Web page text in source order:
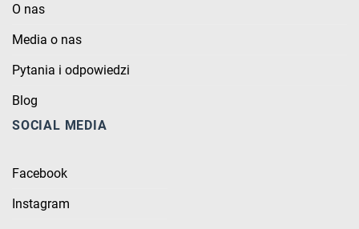
O nas
Media o nas
Pytania i odpowiedzi
Blog
SOCIAL MEDIA
Facebook
Instagram